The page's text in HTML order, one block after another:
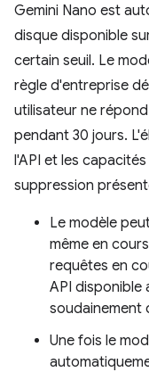
Gemini Nano est
disque disponible
certain seuil. Le
règle d'entreprise
utilisateur ne
pendant 30 jours.
l'API et les
suppression
Le modèle
même en
requêtes en
API disponible
soudainement
Une fois le